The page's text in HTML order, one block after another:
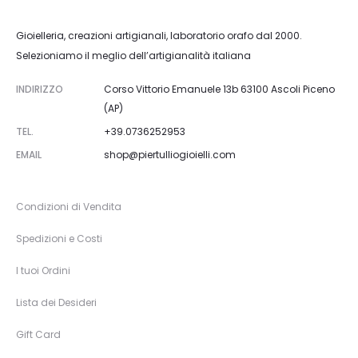
Gioielleria, creazioni artigianali, laboratorio orafo dal 2000.
Selezioniamo il meglio dell’artigianalità italiana
INDIRIZZO
Corso Vittorio Emanuele 13b 63100 Ascoli Piceno
(AP)
TEL.
+39.0736252953
EMAIL
shop@piertulliogioielli.com
Condizioni di Vendita
Spedizioni e Costi
I tuoi Ordini
Lista dei Desideri
Gift Card